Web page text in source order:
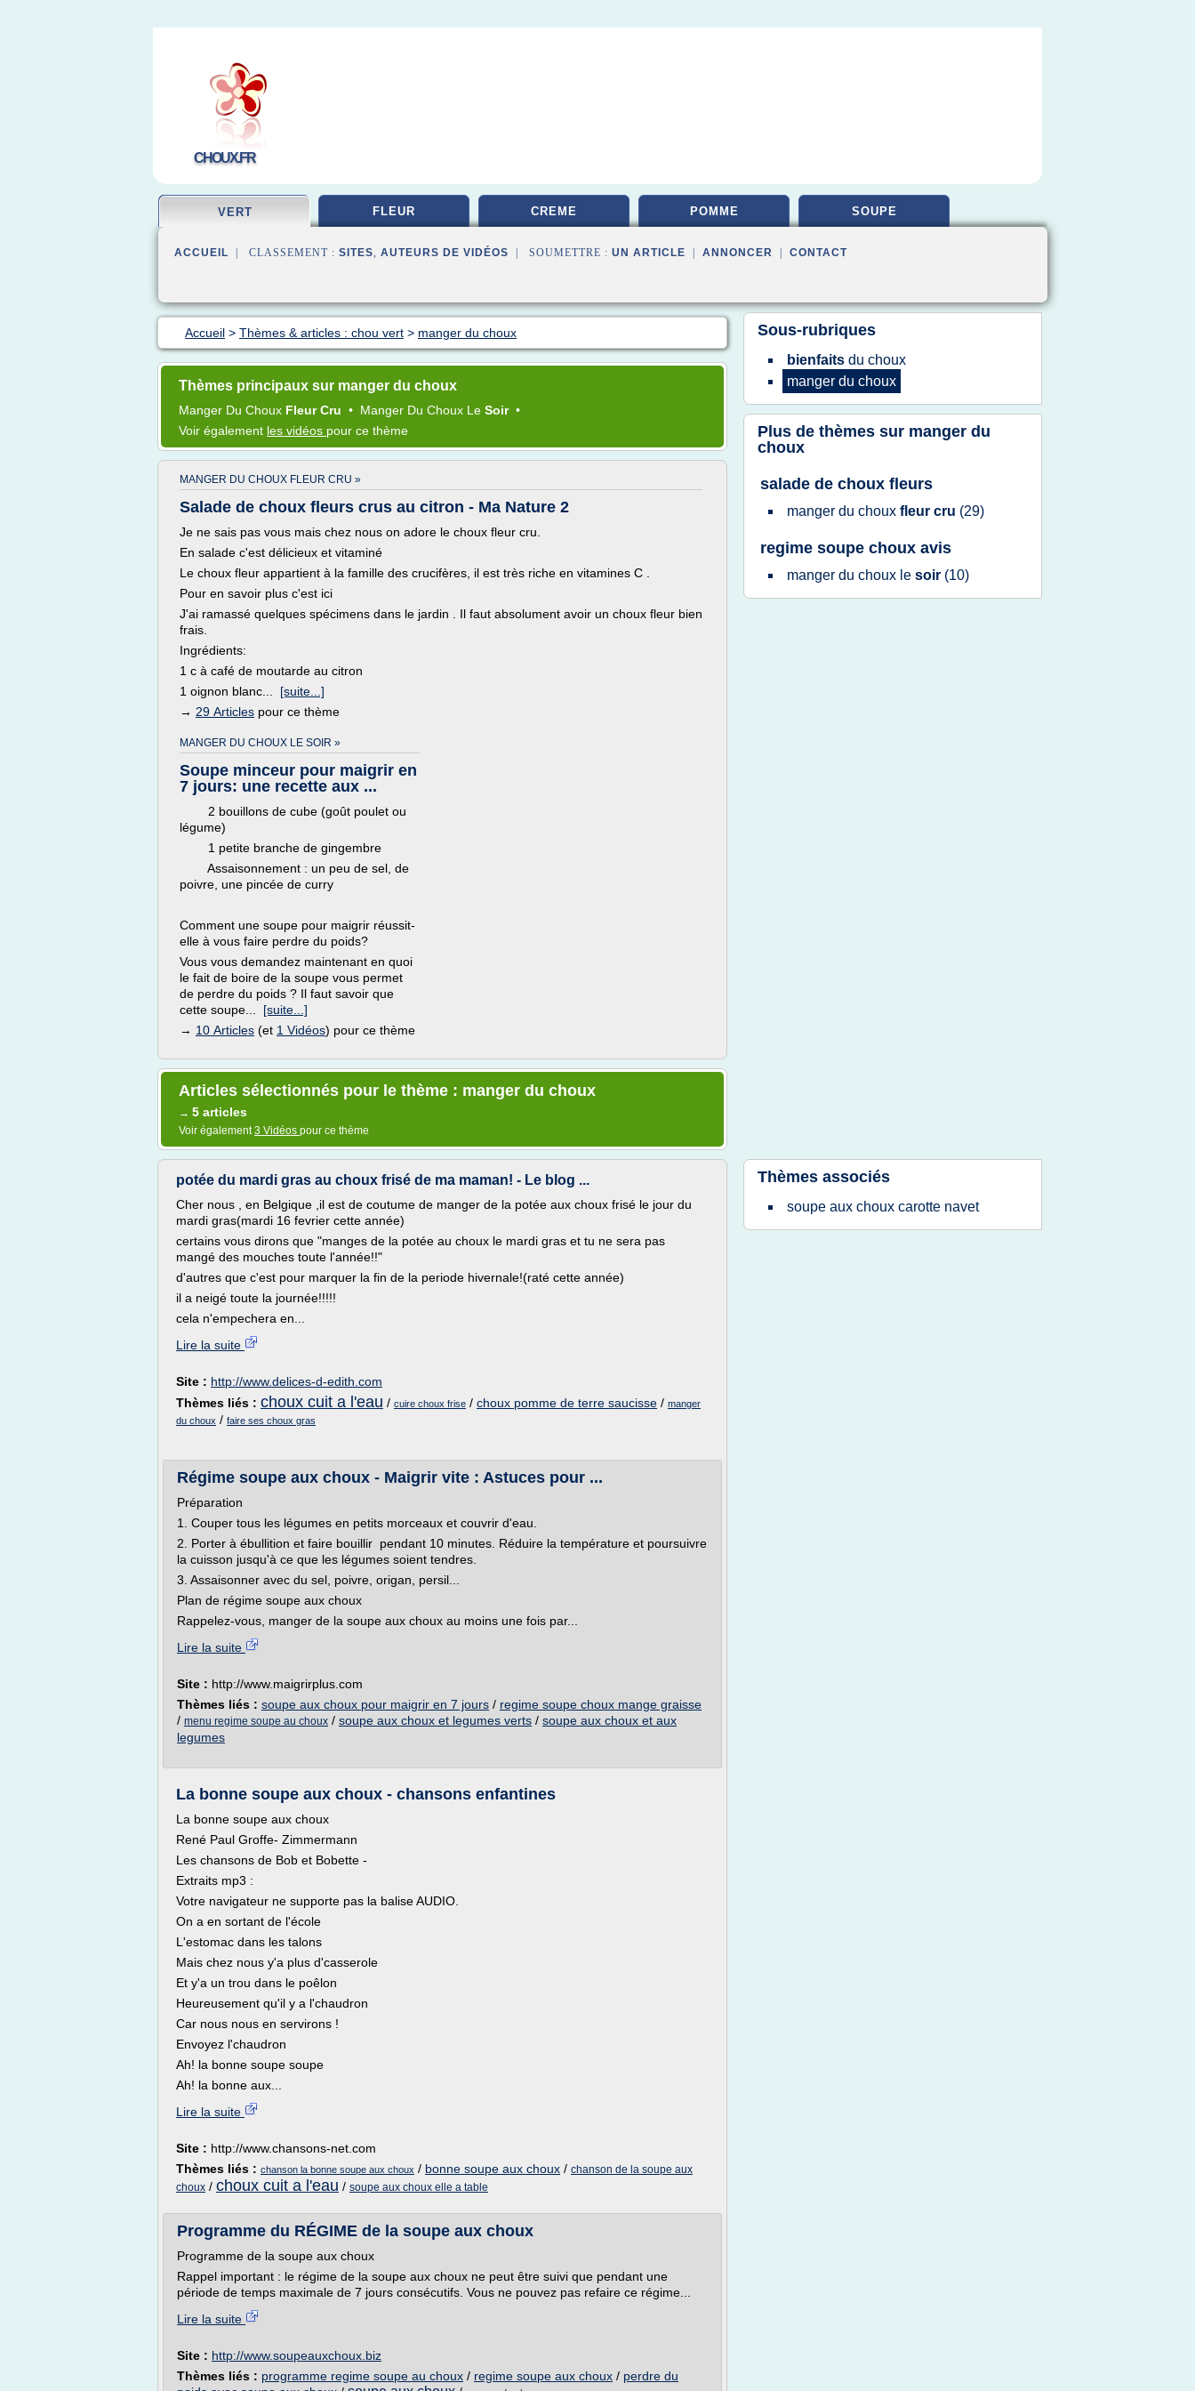
CHOUX.FR
VERT FLEUR CREME POMME SOUPE
ACCUEIL | CLASSEMENT : SITES, AUTEURS DE VIDÉOS | SOUMETTRE : UN ARTICLE ANNONCER CONTACT
Accueil > Thèmes & articles : chou vert > manger du choux
Thèmes principaux sur manger du choux
Manger Du Choux Fleur Cru • Manger Du Choux Le Soir •
Voir également les vidéos pour ce thème
MANGER DU CHOUX FLEUR CRU »
Salade de choux fleurs crus au citron - Ma Nature 2
Je ne sais pas vous mais chez nous on adore le choux fleur cru.
En salade c'est délicieux et vitaminé
Le choux fleur appartient à la famille des crucifères, il est très riche en vitamines C .
Pour en savoir plus c'est ici
J'ai ramassé quelques spécimens dans le jardin . Il faut absolument avoir un choux fleur bien
frais.
Ingrédients:
1 c à café de moutarde au citron
1 oignon blanc... [suite...]
→ 29 Articles pour ce thème
MANGER DU CHOUX LE SOIR »
Soupe minceur pour maigrir en
7 jours: une recette aux ...
2 bouillons de cube (goût poulet ou
légume)
1 petite branche de gingembre
Assaisonnement : un peu de sel, de
poivre, une pincée de curry
Comment une soupe pour maigrir réussit-
elle à vous faire perdre du poids?
Vous vous demandez maintenant en quoi
le fait de boire de la soupe vous permet
de perdre du poids ? Il faut savoir que
cette soupe... [suite...]
→ 10 Articles (et 1 Vidéos) pour ce thème
Articles sélectionnés pour le thème : manger du choux
→ 5 articles
Voir également3 Vidéos pour ce thème
potée du mardi gras au choux frisé de ma maman! - Le blog ...
Cher nous , en Belgique ,il est de coutume de manger de la potée aux choux frisé le jour du
mardi gras(mardi 16 fevrier cette année)
certains vous dirons que "manges de la potée au choux le mardi gras et tu ne sera pas
mangé des mouches toute l'année!!"
d'autres que c'est pour marquer la fin de la periode hivernale!(raté cette année)
il a neigé toute la journée!!!!!
cela n'empechera en...
Lire la suite
Site : http://www.delices-d-edith.com
Thèmes liés : choux cuit a l'eau / cuire choux frise / choux pomme de terre saucisse / manger
du choux / faire ses choux gras
Régime soupe aux choux - Maigrir vite : Astuces pour ...
Préparation
1. Couper tous les légumes en petits morceaux et couvrir d'eau.
2. Porter à ébullition et faire bouillir pendant 10 minutes. Réduire la température et poursuivre
la cuisson jusqu'à ce que les légumes soient tendres.
3. Assaisonner avec du sel, poivre, origan, persil...
Plan de régime soupe aux choux
Rappelez-vous, manger de la soupe aux choux au moins une fois par...
Lire la suite
Site : http://www.maigrirplus.com
Thèmes liés : soupe aux choux pour maigrir en 7 jours / regime soupe choux mange graisse
/ menu regime soupe au choux / soupe aux choux et legumes verts / soupe aux choux et aux
legumes
La bonne soupe aux choux - chansons enfantines
La bonne soupe aux choux
René Paul Groffe- Zimmermann
Les chansons de Bob et Bobette -
Extraits mp3 :
Votre navigateur ne supporte pas la balise AUDIO.
On a en sortant de l'école
L'estomac dans les talons
Mais chez nous y'a plus d'casserole
Et y'a un trou dans le poêlon
Heureusement qu'il y a l'chaudron
Car nous nous en servirons !
Envoyez l'chaudron
Ah! la bonne soupe soupe
Ah! la bonne aux...
Lire la suite
Site : http://www.chansons-net.com
Thèmes liés : chanson la bonne soupe aux choux / bonne soupe aux choux / chanson de la soupe aux
choux / choux cuit a l'eau / soupe aux choux elle a table
Programme du RÉGIME de la soupe aux choux
Programme de la soupe aux choux
Rappel important : le régime de la soupe aux choux ne peut être suivi que pendant une
période de temps maximale de 7 jours consécutifs. Vous ne pouvez pas refaire ce régime...
Lire la suite
Site : http://www.soupeauxchoux.biz
Thèmes liés : programme regime soupe au choux / regime soupe aux choux / perdre du
Sous-rubriques
bienfaits du choux
manger du choux
Plus de thèmes sur manger du
choux
salade de choux fleurs
manger du choux fleur cru (29)
regime soupe choux avis
manger du choux le soir (10)
Thèmes associés
soupe aux choux carotte navet